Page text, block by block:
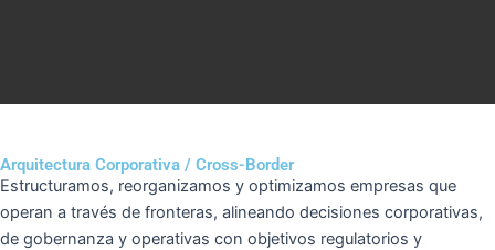
Arquitectura Corporativa / Cross-Border
Estructuramos, reorganizamos y optimizamos empresas que
operan a través de fronteras, alineando decisiones corporativas,
de gobernanza y operativas con objetivos regulatorios y